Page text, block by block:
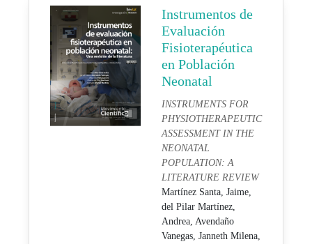
Instrumentos de
Evaluación
Fisioterapéutica
en Población
Neonatal
INSTRUMENTS FOR
PHYSIOTHERAPEUTIC
ASSESSMENT IN THE
NEONATAL
POPULATION: A
LITERATURE REVIEW
Martínez Santa, Jaime,
del Pilar Martínez,
Andrea, Avendaño
Vanegas, Janneth Milena,